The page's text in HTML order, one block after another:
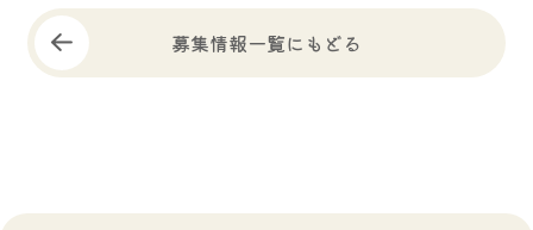
募集情報一覧にもどる